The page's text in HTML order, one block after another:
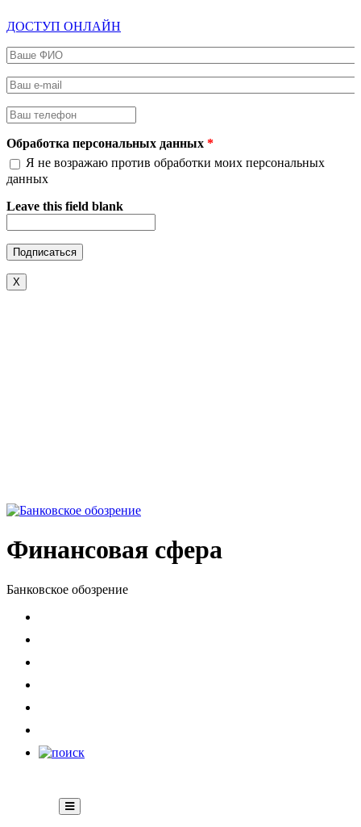
ДОСТУП ОНЛАЙН
Ваше ФИО
Ваш e-mail
Ваш телефон
Обработка персональных данных *
Я не возражаю против обработки моих персональных
данных
Leave this field blank
X
Финансовая сфера
Банковское обозрение